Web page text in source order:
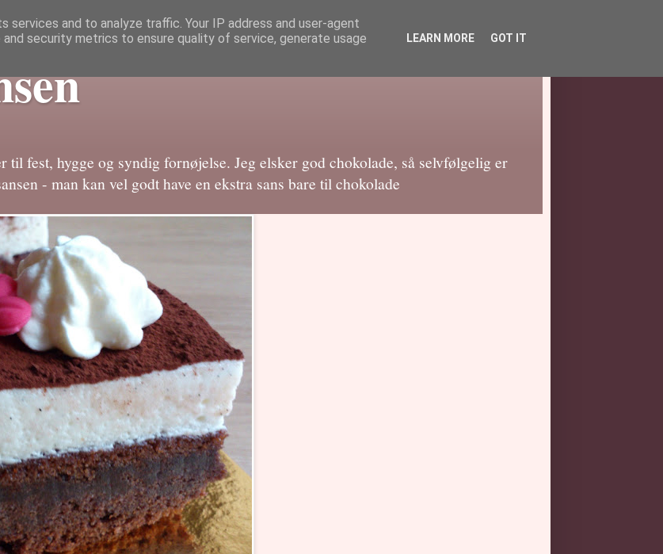
fest, hygge og syndig fornøjelse. Jeg elsker god chokolade, så selvfølgelig er
- man kan vel godt have en ekstra sans bare til chokolade
and to analyze traffic. Your IP address and user-agent
security metrics to ensure quality of service, generate usage
LEARN MORE GOT IT